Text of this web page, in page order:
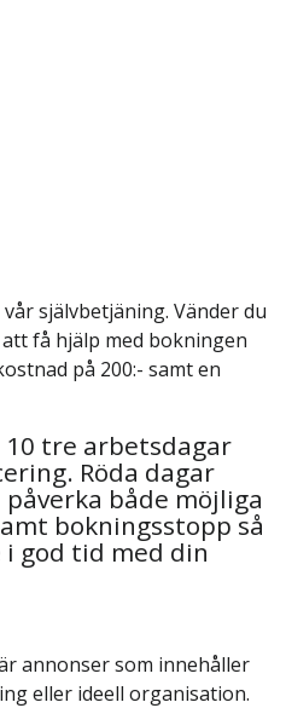
självbetjäning. Vänder du
få hjälp med bokningen
på 200:- samt en
10 tre arbetsdagar
Röda dagar
både möjliga
bokningsstopp så
god tid med din
annonser som innehåller
eller ideell organisation.